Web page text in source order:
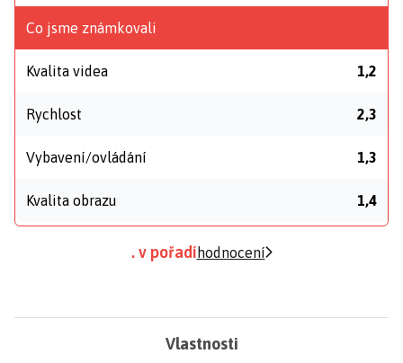
Co jsme známkovali
Kvalita videa 1,2
Rychlost 2,3
Vybavení/ovládání 1,3
Kvalita obrazu 1,4
. v pořadí hodnocení
Vlastnosti